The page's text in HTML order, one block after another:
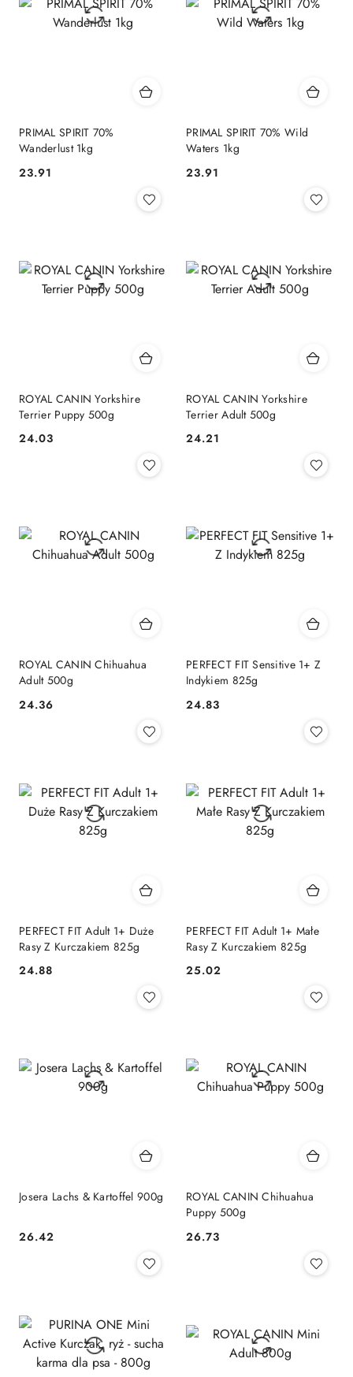
PRIMAL SPIRIT 70%
Wanderlust 1kg
Cena:
23.91
PRIMAL SPIRIT 70% Wild
Waters 1kg
Cena:
23.91
ROYAL CANIN Yorkshire
Terrier Puppy 500g
Cena:
24.03
ROYAL CANIN Yorkshire
Terrier Adult 500g
Cena:
24.21
ROYAL CANIN Chihuahua
Adult 500g
Cena:
24.36
PERFECT FIT Sensitive 1+ Z
Indykiem 825g
Cena:
24.83
PERFECT FIT Adult 1+ Duże
Rasy Z Kurczakiem 825g
Cena:
24.88
PERFECT FIT Adult 1+ Małe
Rasy Z Kurczakiem 825g
Cena:
25.02
Josera Lachs & Kartoffel 900g
Cena:
26.42
ROYAL CANIN Chihuahua
Puppy 500g
Cena:
26.73